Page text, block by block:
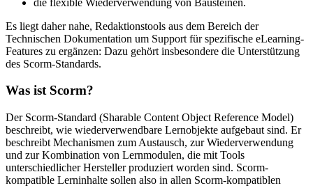
Es liegt daher nahe, Redaktionstools aus dem Bereich der
Technischen Dokumentation um Support für spezifische eLearning-
Features zu ergänzen: Dazu gehört insbesondere die Unterstützung
des Scorm-Standards.
Was ist Scorm?
Der Scorm-Standard (Sharable Content Object Reference Model)
beschreibt, wie wiederverwendbare Lernobjekte aufgebaut sind. Er
beschreibt Mechanismen zum Austausch, zur Wiederverwendung
und zur Kombination von Lernmodulen, die mit Tools
unterschiedlicher Hersteller produziert worden sind. Scorm-
kompatible Lerninhalte sollen also in allen Scorm-kompatiblen